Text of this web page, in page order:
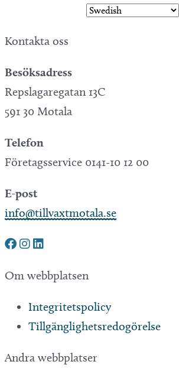
Kontakta oss
Besöksadress
Repslagaregatan 13C
591 30 Motala
Telefon
Företagsservice 0141-10 12 00
E-post
info@tillvaxtmotala.se
Om webbplatsen
Integritetspolicy
Tillgänglighetsredogörelse
Andra webbplatser